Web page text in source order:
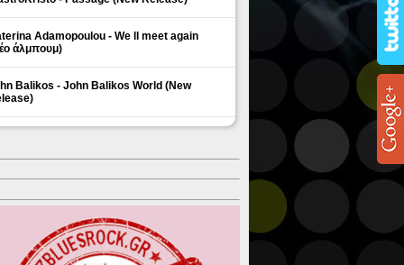
Adamopoulou - We ll meet again
άλμπουμ)
Balikos - John Balikos World (New